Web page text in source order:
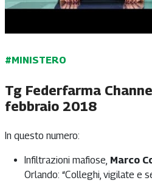
#MINISTERO
Tg Federfarma
febbraio 2018
In questo numero:
Infiltrazioni mafiose, Marco
Orlando: “Colleghi, vigilate e